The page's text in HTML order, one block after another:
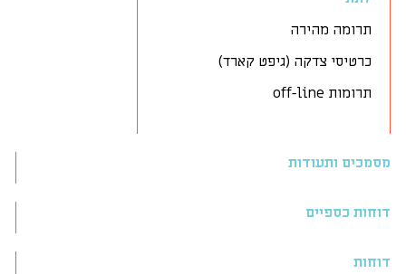
תרומה מהירה
כרטיסי צדקה (גיפט קארד)
תרומות off-line
מסמכים ותעודות
דוחות כספיים
דוחות